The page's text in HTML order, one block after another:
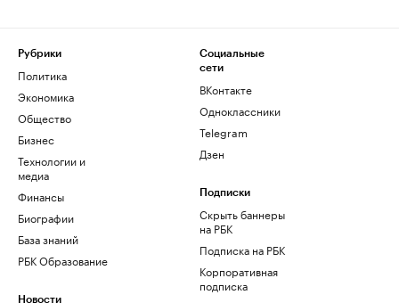
Рубрики
Политика
Экономика
Общество
Бизнес
Технологии и
медиа
Финансы
Биографии
База знаний
РБК Образование
Новости
Социальные
сети
ВКонтакте
Одноклассники
Telegram
Дзен
Подписки
Скрыть баннеры
на РБК
Подписка на РБК
Корпоративная
подписка